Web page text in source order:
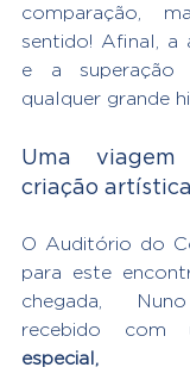
comparação,
sentido! Afinal, a
e a
qualquer grande
Uma
criação artística
O Auditório do
para este
chegada,
recebido com
especial,